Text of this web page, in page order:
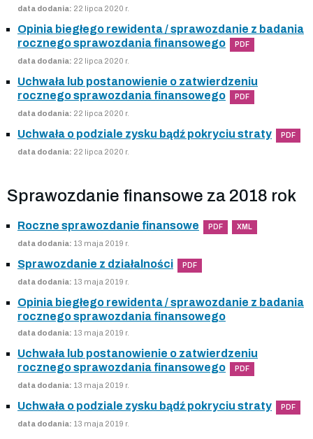
data dodania: 22 lipca 2020 r.
Opinia biegłego rewidenta / sprawozdanie z badania
rocznego sprawozdania finansowego
PDF
data dodania: 22 lipca 2020 r.
Uchwała lub postanowienie o zatwierdzeniu
rocznego sprawozdania finansowego
PDF
data dodania: 22 lipca 2020 r.
Uchwała o podziale zysku bądź pokryciu straty PDF
data dodania: 22 lipca 2020 r.
Sprawozdanie finansowe za 2018 rok
Roczne sprawozdanie finansowe PDF XML
data dodania: 13 maja 2019 r.
Sprawozdanie z działalności PDF
data dodania: 13 maja 2019 r.
Opinia biegłego rewidenta / sprawozdanie z badania
rocznego sprawozdania finansowego
data dodania: 13 maja 2019 r.
Uchwała lub postanowienie o zatwierdzeniu
rocznego sprawozdania finansowego
PDF
data dodania: 13 maja 2019 r.
Uchwała o podziale zysku bądź pokryciu straty PDF
data dodania: 13 maja 2019 r.